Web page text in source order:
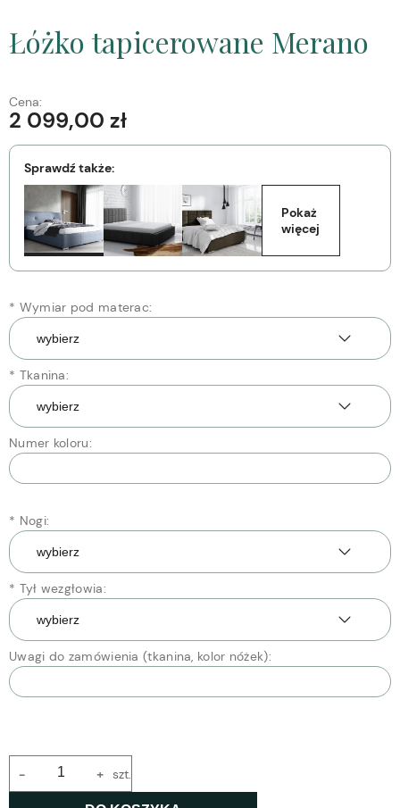
Łóżko tapicerowane Merano
Cena:
2 099,00 zł
Sprawdź także:
Pokaż
więcej
* Wymiar pod materac:
* Tkanina:
Numer koloru:
* Nogi:
* Tył wezgłowia:
Uwagi do zamówienia (tkanina, kolor nóżek):
+
- szt.